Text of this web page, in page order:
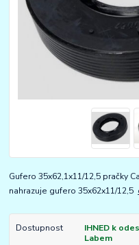
Gufero 35x62,1x11/12,5 pračky
nahrazuje gufero 35x62x11/12,5
Dostupnost
IHNED k
Labem